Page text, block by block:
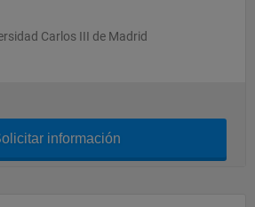
Carlos III de Madrid
información